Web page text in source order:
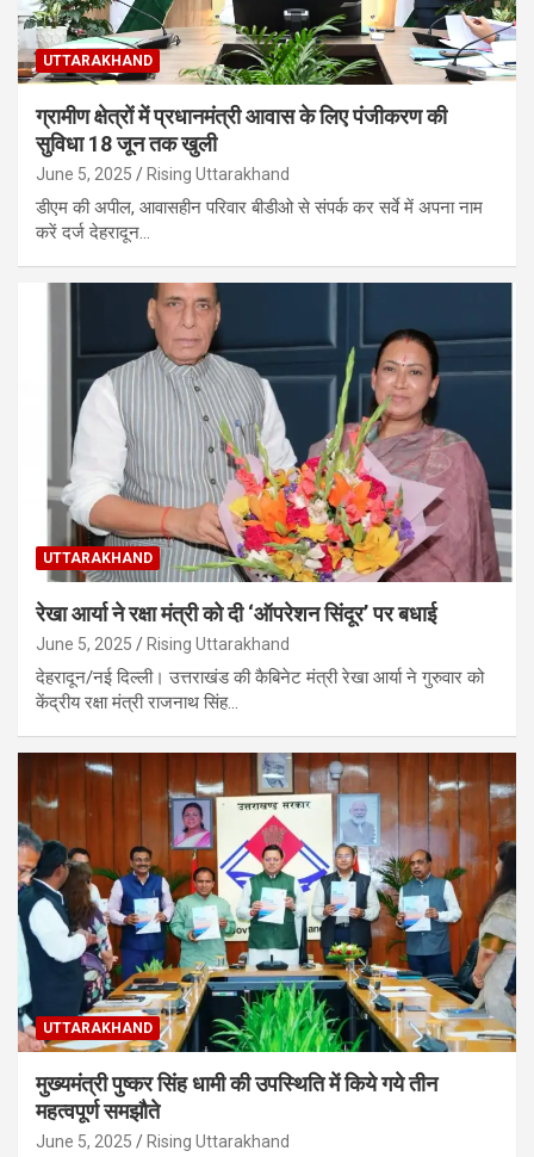
UTTARAKHAND
ग्रामीण क्षेत्रों में प्रधानमंत्री आवास के लिए पंजीकरण की
सुविधा 18 जून तक खुली
June 5, 2025 Rising Uttarakhand
डीएम की अपील, आवासहीन परिवार बीडीओ से संपर्क कर सर्वे में अपना नाम
करें दर्ज देहरादून…
UTTARAKHAND
रेखा आर्या ने रक्षा मंत्री को दी ‘ऑपरेशन सिंदूर’ पर बधाई
June 5, 2025 Rising Uttarakhand
देहरादून/नई दिल्ली। उत्तराखंड की कैबिनेट मंत्री रेखा आर्या ने गुरुवार को
केंद्रीय रक्षा मंत्री राजनाथ सिंह…
UTTARAKHAND
मुख्यमंत्री पुष्कर सिंह धामी की उपस्थिति में किये गये तीन
महत्वपूर्ण समझौते
June 5, 2025 Rising Uttarakhand